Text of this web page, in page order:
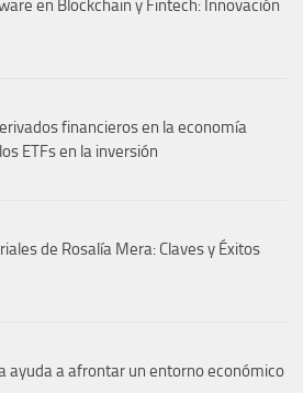
en Blockchain y Fintech: Innovación
financieros en la economía
ETFs en la inversión
de Rosalía Mera: Claves y Éxitos
ayuda a afrontar un entorno económico